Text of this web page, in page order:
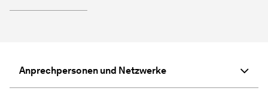
Anprechpersonen und Netzwerke